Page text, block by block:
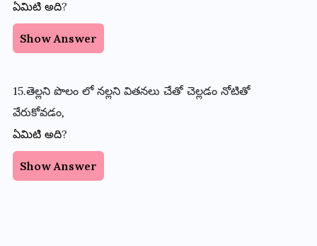
ఏమిటి అది?
Show Answer
15.తెల్లని పొలం లో నల్లని వితనలు చేతో చెల్లడం నోటితో
వేరుకోవడం,
ఏమిటి అది?
Show Answer